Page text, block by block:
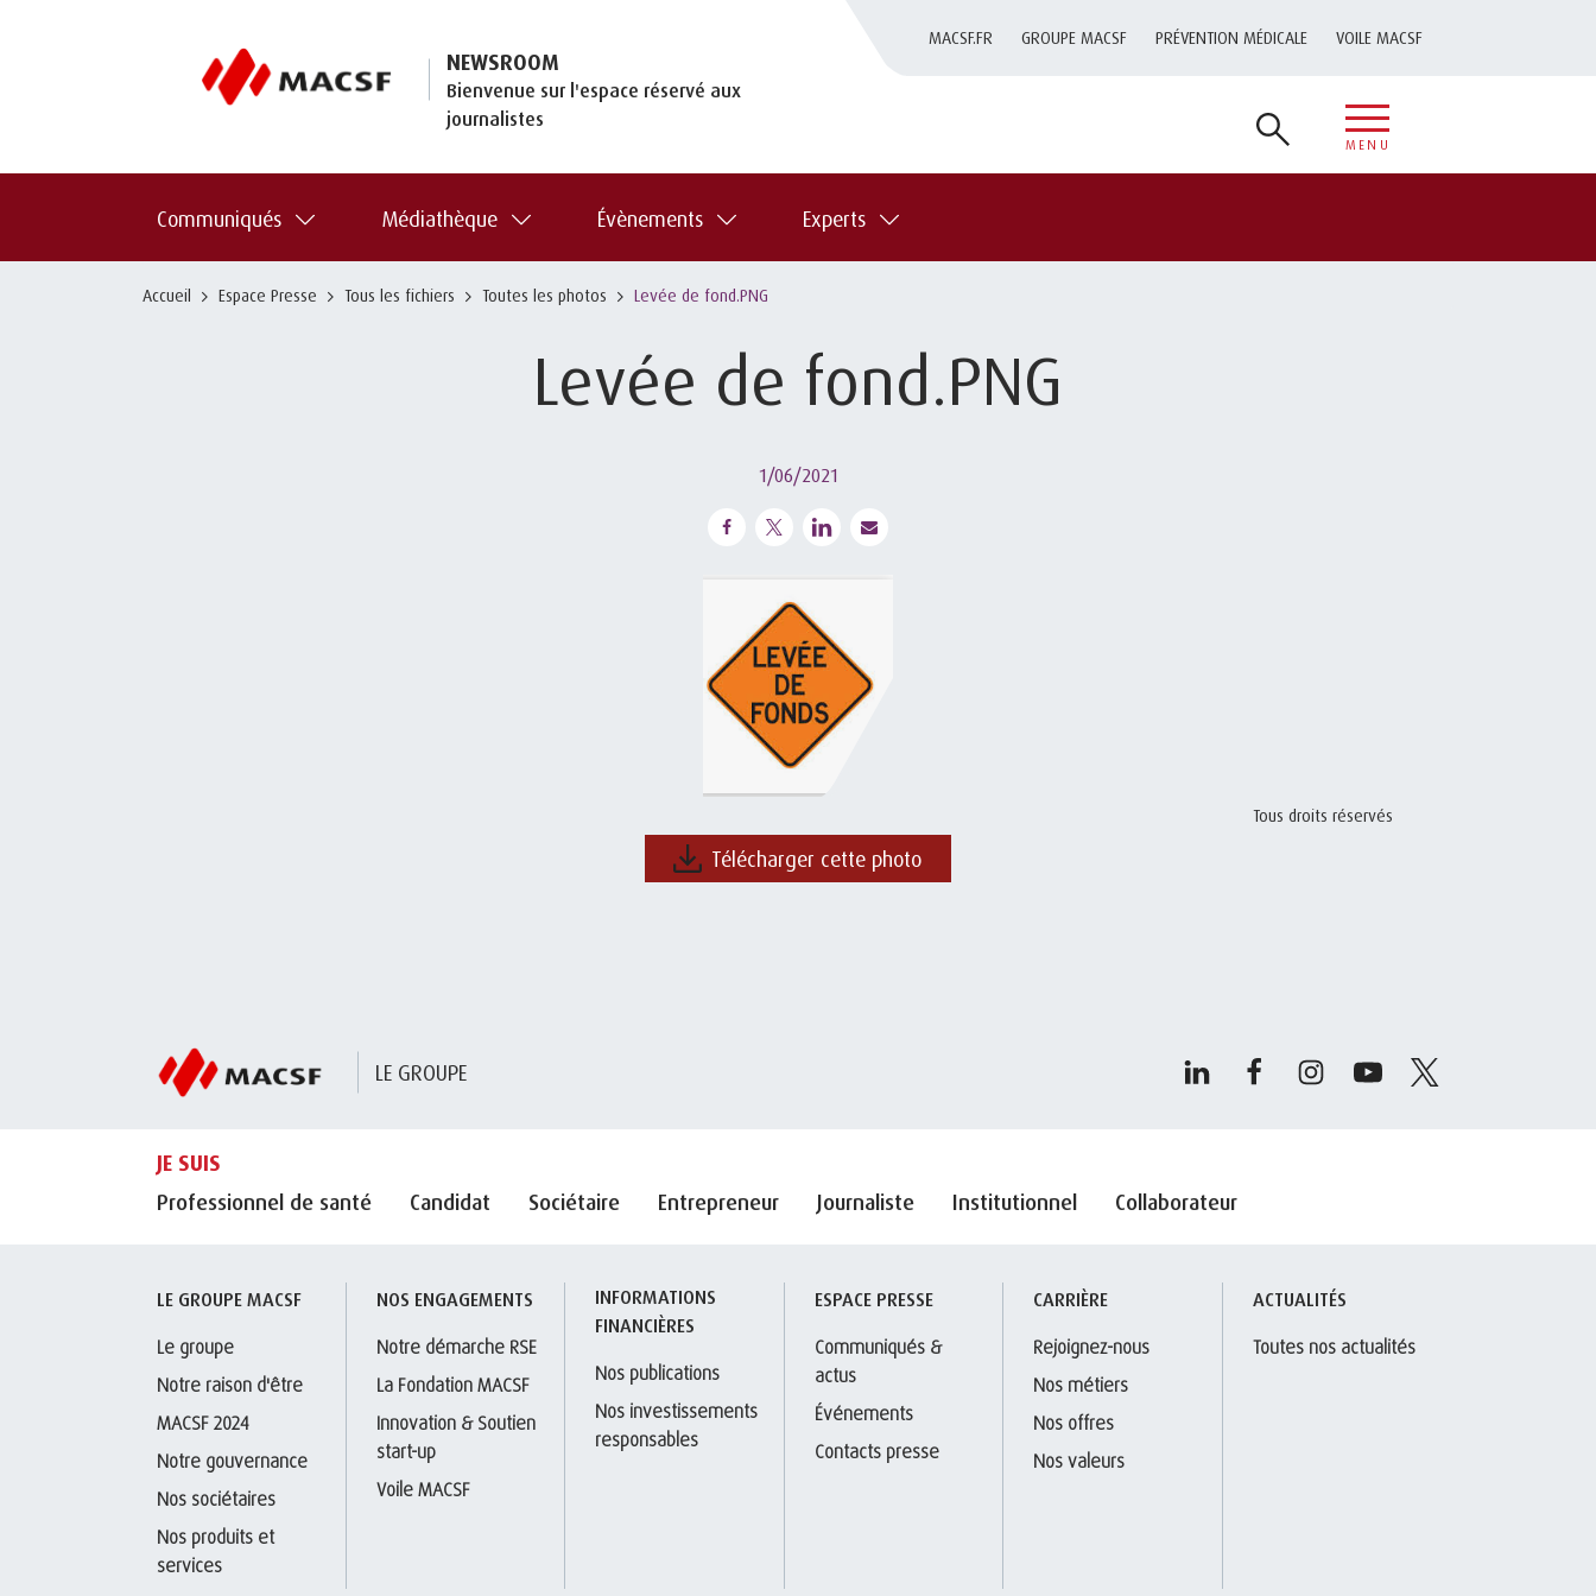
NEWSROOM
Bienvenue sur l'espace réservé aux
journalistes
MACSF.FR GROUPE MACSF PRÉVENTION MÉDICALE VOILE MACSF
MENU
Communiqués Médiathèque Évènements Experts
Accueil Espace Presse Tous les fichiers Toutes les photos Levée de fond.PNG
Levée de fond.PNG
1/06/2021
Tous droits réservés
Télécharger cette photo
LE GROUPE
JE SUIS
Professionnel de santé
Candidat Sociétaire Entrepreneur Journaliste Institutionnel Collaborateur
LE GROUPE MACSF
Le groupe
Notre raison d'être
MACSF 2024
Notre gouvernance
Nos sociétaires
Nos produits et
services
NOS ENGAGEMENTS
Notre démarche RSE
La Fondation MACSF
Innovation & Soutien
start-up
Voile MACSF
INFORMATIONS
FINANCIÈRES
Nos publications
Nos investissements
responsables
ESPACE PRESSE
Communiqués &
actus
Événements
Contacts presse
CARRIÈRE
Rejoignez-nous
Nos métiers
Nos offres
Nos valeurs
ACTUALITÉS
Toutes nos actualités